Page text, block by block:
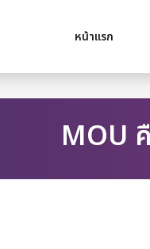
หน้าแรก
MOU